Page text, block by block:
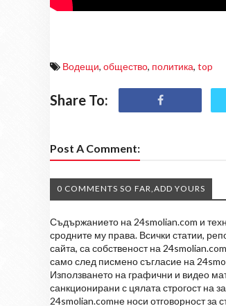
Водещи, общество, политика, top
Share To:
Post A Comment:
0 COMMENTS SO FAR,ADD YOURS
Съдържанието на 24smolian.com и
сродните му права. Всички статии,
сайта, са собственост на
само след писмено съгласие на
Използването на графични и видео
санкционирани с цялата строгост на
24smolian.comне носи отговорност